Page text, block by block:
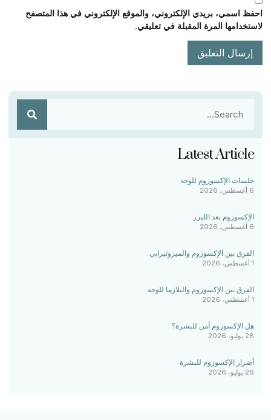
احفظ اسمي، بريدي الإلكتروني، والموقع الإلكتروني في هذا المتصفح
لاستخدامها المرة المقبلة في تعليقي.
Latest Article
جلسات الإكسوزوم للوجه
6 أغسطس، 2026
الإكسوزوم بعد الليزر
6 أغسطس، 2026
الفرق بين الإكسوزوم والميزوثيرابي
1 أغسطس، 2026
الفرق بين الإكسوزوم والبلازما للوجه
1 أغسطس، 2026
هل الإكسوزوم آمن للبشرة؟
28 يوليو، 2026
أضرار الإكسوزوم للبشرة
26 يوليو، 2026